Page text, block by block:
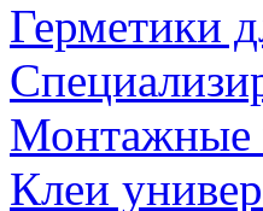
Герметики
Монтажные
Клеи